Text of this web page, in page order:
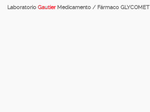
Laboratorio Gautier Medicamento / Fármaco GLYCOMET